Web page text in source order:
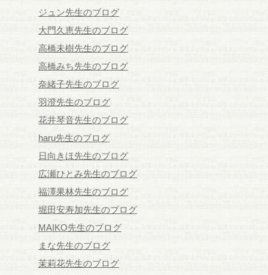
ジュン先生のブログ
大門久恵先生のブログ
高橋未樹先生のブログ
高橋みち先生のブログ
奈緒子先生のブログ
羽澄先生のブログ
花井琴音先生のブログ
haru先生のブログ
日向きほ先生のブログ
広瀬ひとみ先生のブログ
福澤果林先生のブログ
堀田安寿加先生のブログ
MAIKO先生のブログ
まな先生のブログ
茉莉花先生のブログ